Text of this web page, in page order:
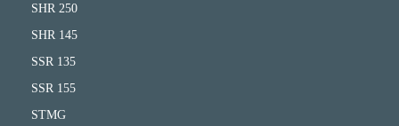
SHR 250
SHR 145
SSR 135
SSR 155
STMG